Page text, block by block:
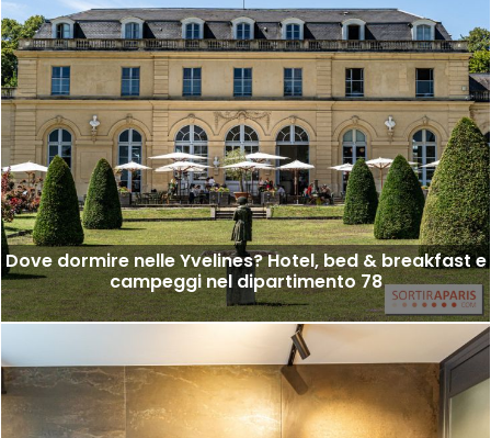
Dove dormire nelle Yvelines? Hotel, bed & breakfast e
campeggi nel dipartimento 78